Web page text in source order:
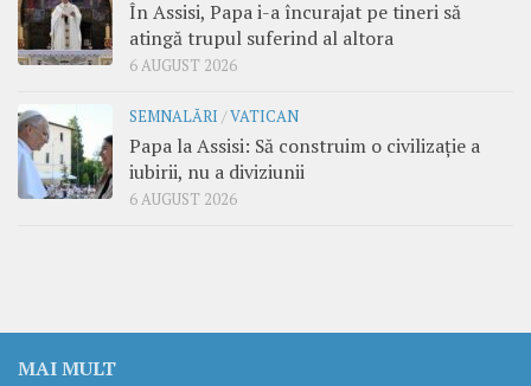
În Assisi, Papa i-a încurajat pe tineri să
atingă trupul suferind al altora
6 AUGUST 2026
SEMNALĂRI /VATICAN
Papa la Assisi: Să construim o civilizație a
iubirii, nu a diviziunii
6 AUGUST 2026
MAI MULT